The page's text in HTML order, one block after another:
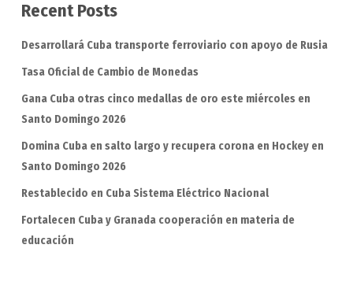
Recent Posts
Desarrollará Cuba transporte ferroviario con apoyo de Rusia
Tasa Oficial de Cambio de Monedas
Gana Cuba otras cinco medallas de oro este miércoles en
Santo Domingo 2026
Domina Cuba en salto largo y recupera corona en Hockey en
Santo Domingo 2026
Restablecido en Cuba Sistema Eléctrico Nacional
Fortalecen Cuba y Granada cooperación en materia de
educación